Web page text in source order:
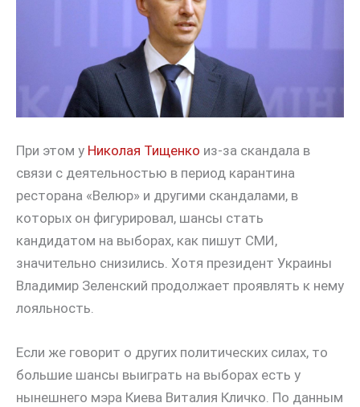
При этом у Николая Тищенко из-за скандала в
связи с деятельностью в период карантина
ресторана «Велюр» и другими скандалами, в
которых он фигурировал, шансы стать
кандидатом на выборах, как пишут СМИ,
значительно снизились. Хотя президент Украины
Владимир Зеленский продолжает проявлять к нему
лояльность.
Если же говорит о других политических силах, то
большие шансы выиграть на выборах есть у
нынешнего мэра Киева Виталия Кличко. По данным